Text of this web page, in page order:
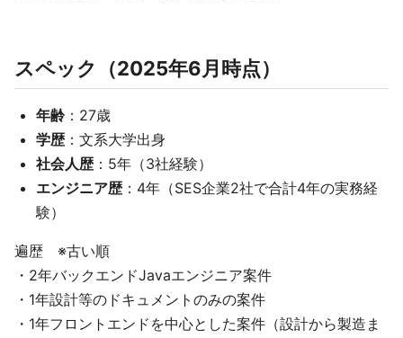
スペック（2025年6月時点）
年齢 ：27歳
学歴：文系大学出身
社会人歴：5年（3社経験）
エンジニア歴：4年（SES企業2社で合計4年の実務経
験）
遍歴 ※古い順
・2年バックエンドJavaエンジニア案件
・1年設計等のドキュメントのみの案件
・1年フロントエンドを中心とした案件（設計から製造ま